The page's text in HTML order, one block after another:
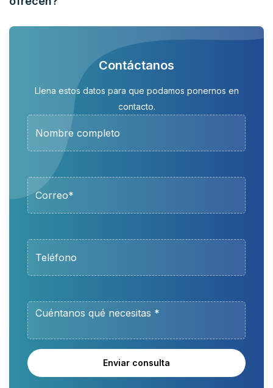
Contáctanos
Llena estos datos para que podamos ponernos en
contacto.
Enviar consulta